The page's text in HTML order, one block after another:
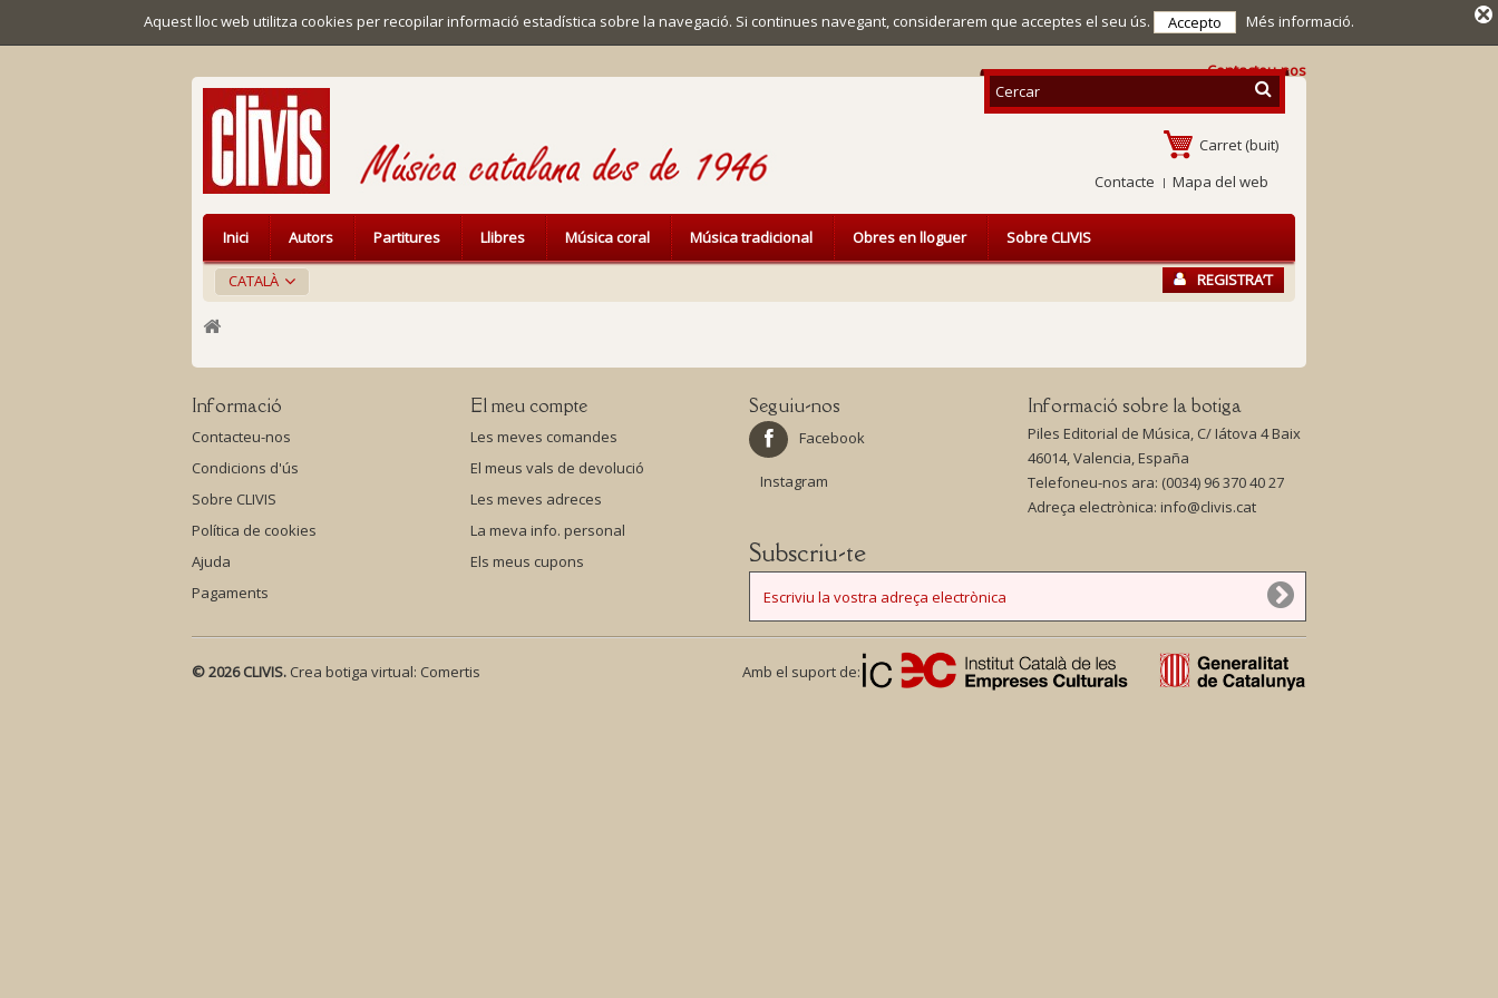
Contacteu-nos
Carret (buit)
Contacte
Mapa del web
CATALÀ REGISTRA’T
Inici Autors Partitures Llibres Música coral Música tradicional Obres en lloguer Sobre CLIVIS
Informació
Contacteu-nos
Condicions d'ús
Sobre CLIVIS
Política de cookies
Ajuda
Pagaments
El meu compte
Les meves comandes
El meus vals de devolució
Les meves adreces
La meva info. personal
Els meus cupons
Seguiu-nos
Facebook
Instagram
Informació sobre la botiga
Piles Editorial de Música, C/ Iátova 4 Baix
46014, Valencia, España
Telefoneu-nos ara: (0034) 96 370 40 27
Adreça electrònica: info@clivis.cat
Subscriu-te
Aquest lloc web utilitza cookies per recopilar informació estadística sobre la navegació. Si continues navegant, considerarem que acceptes el seu ús. Accepto Més informació.
© 2026 CLIVIS. Crea botiga virtual: Comertis Amb el suport de: